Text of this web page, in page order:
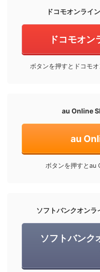
ドコモオンライ
ドコモオン
ボタンを押すとドコモ
au Online
au
ボタンを押すとau
ソフトバンクオン
ソフトバンク